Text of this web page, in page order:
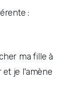
:
ma fille à
et je l'amène